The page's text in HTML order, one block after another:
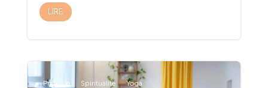
LIRE
Pratique Spiritualité Yoga